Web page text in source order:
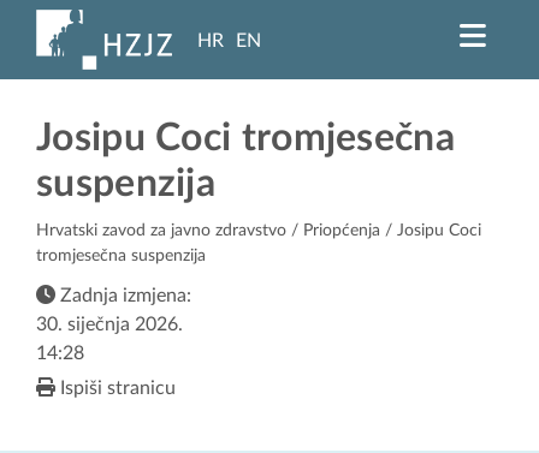
HR EN
Josipu Coci tromjesečna
suspenzija
Hrvatski zavod za javno zdravstvo / Priopćenja / Josipu Coci
tromjesečna suspenzija
Zadnja izmjena:
30. siječnja 2026.
14:28
Ispiši stranicu